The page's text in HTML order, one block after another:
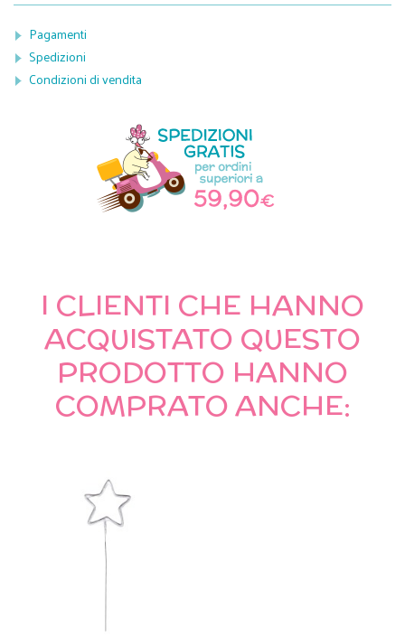
Pagamenti
Spedizioni
Condizioni di vendita
I CLIENTI CHE HANNO
ACQUISTATO QUESTO
PRODOTTO HANNO
COMPRATO ANCHE: